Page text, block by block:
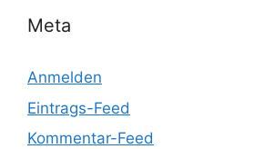
Meta
Anmelden
Eintrags-Feed
Kommentar-Feed